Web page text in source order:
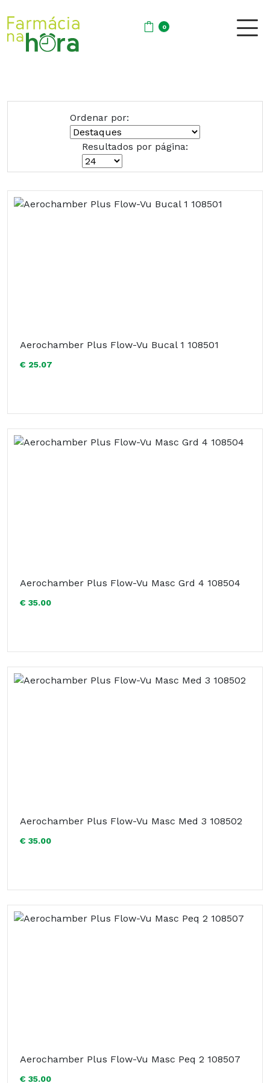
0
Ordenar por:
Resultados por página:
Aerochamber Plus Flow-Vu Bucal 1 108501
€ 25.07
Aerochamber Plus Flow-Vu Masc Grd 4 108504
€ 35.00
Aerochamber Plus Flow-Vu Masc Med 3 108502
€ 35.00
Aerochamber Plus Flow-Vu Masc Peq 2 108507
€ 35.00